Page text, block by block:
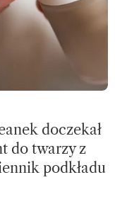
doczekał
do twarzy z
podkładu